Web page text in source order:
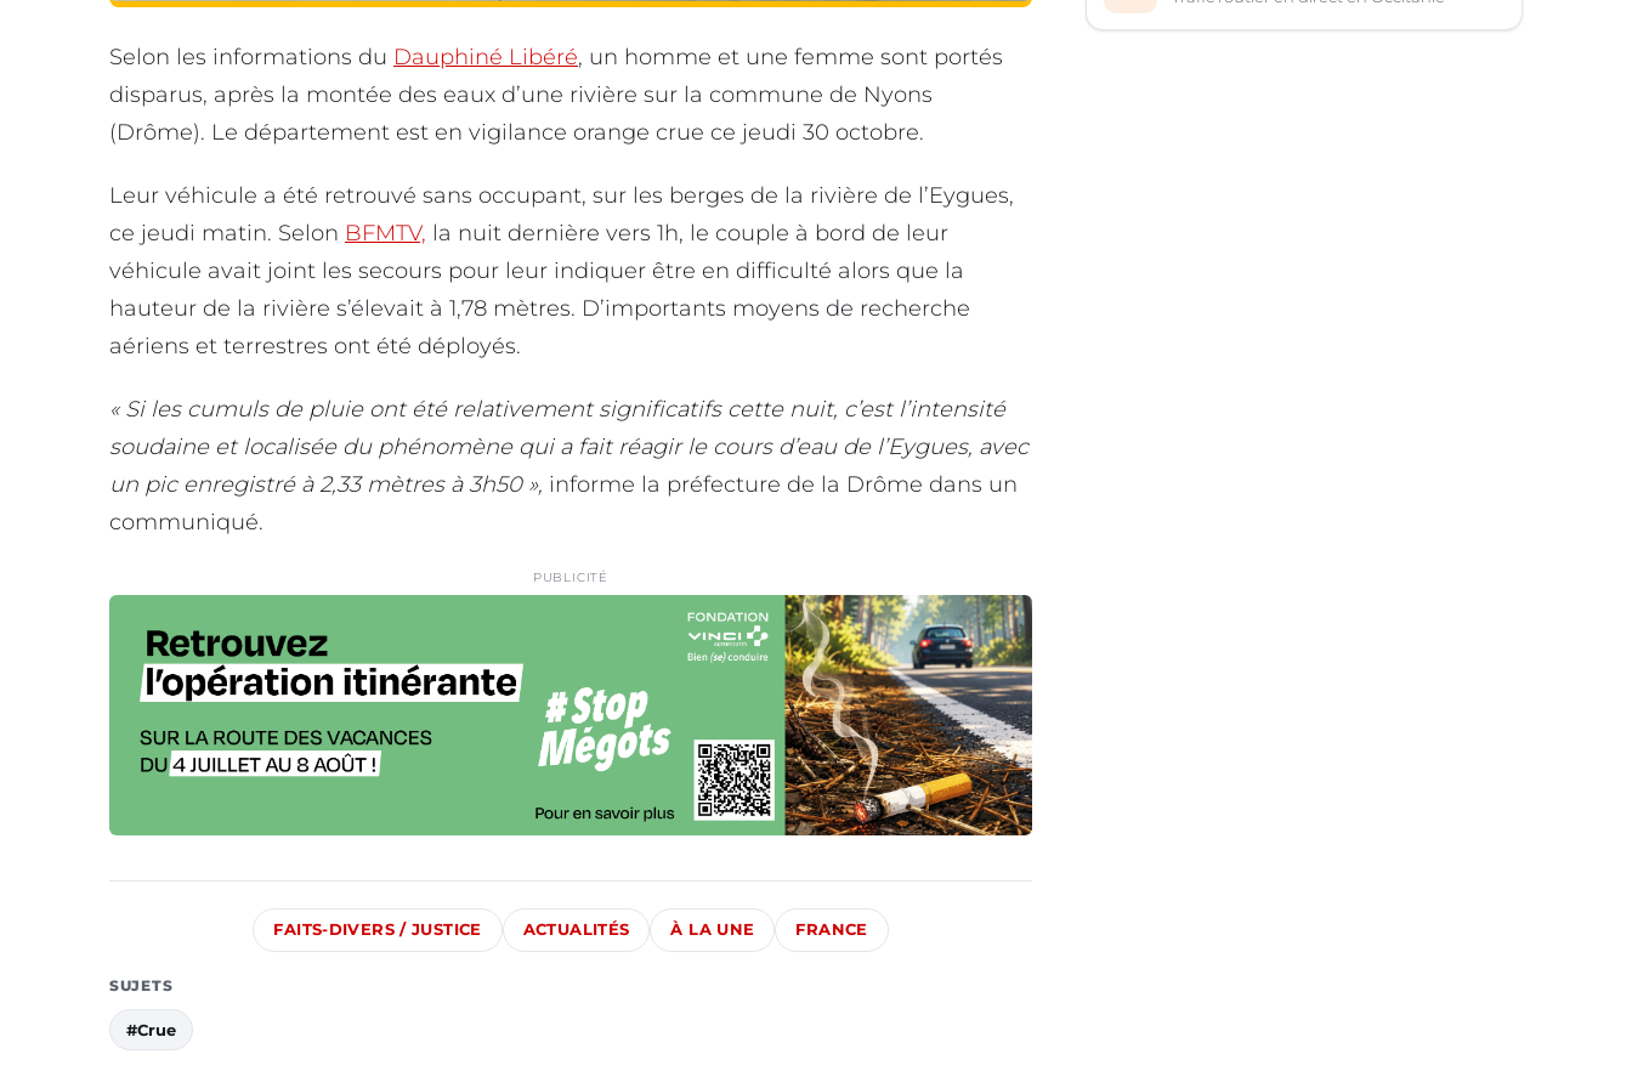
Selon les informations du Dauphiné Libéré, un homme et une femme sont portés
disparus, après la montée des eaux d’une rivière sur la commune de Nyons
(Drôme). Le département est en vigilance orange crue ce jeudi 30 octobre.
Leur véhicule a été retrouvé sans occupant, sur les berges de la rivière de l’Eygues,
ce jeudi matin. Selon BFMTV, la nuit dernière vers 1h, le couple à bord de leur
véhicule avait joint les secours pour leur indiquer être en difficulté alors que la
hauteur de la rivière s’élevait à 1,78 mètres. D’importants moyens de recherche
aériens et terrestres ont été déployés.
« Si les cumuls de pluie ont été relativement significatifs cette nuit, c’est l’intensité
soudaine et localisée du phénomène qui a fait réagir le cours d’eau de l’Eygues, avec
un pic enregistré à 2,33 mètres à 3h50 », informe la préfecture de la Drôme dans un
communiqué.
PUBLICITÉ
FAITS-DIVERS / JUSTICE ACTUALITÉS À LA UNE FRANCE
SUJETS
#Crue